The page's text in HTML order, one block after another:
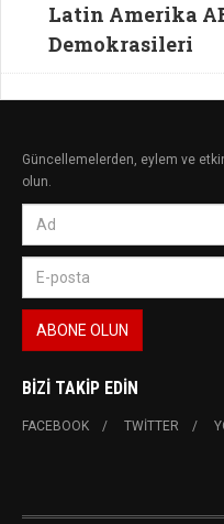
Latin Amerika
Demokrasileri
Güncellemelerden, eylem ve
olun.
BIZI TAKIP EDIN
FACEBOOK TWITTER